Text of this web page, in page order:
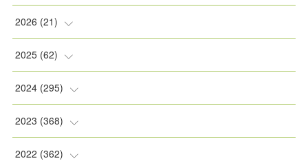
2026 (21)
(2)
(2)
(2)
(5)
2025 (62)
(8)
(5)
(9)
2024 (295)
(8)
(11)
2023 (368)
(31)
2022 (362)